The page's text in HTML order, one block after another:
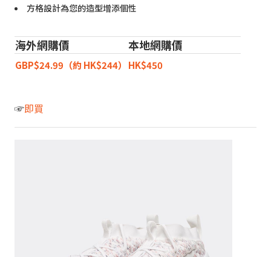
方格設計為您的造型增添個性
海外網購價 本地網購價
GBP$24.99（約 HK$244） HK$450
☞即買